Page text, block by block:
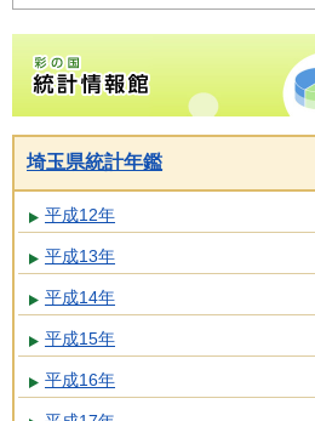
彩の国統計情報館ト
埼玉県統計年鑑
平成12年
平成13年
平成14年
平成15年
平成16年